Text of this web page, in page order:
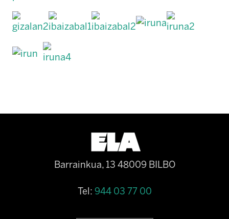
Barrainkua, 13 48009 BILBO
Tel: 944 03 77 00